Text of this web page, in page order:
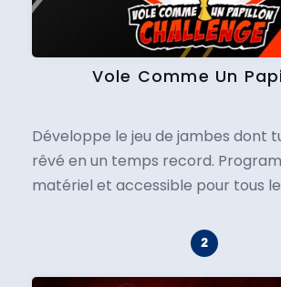
Vole Comme Un
Développe le jeu de jambes dont
rêvé en un temps record.
matériel et accessible pour tous